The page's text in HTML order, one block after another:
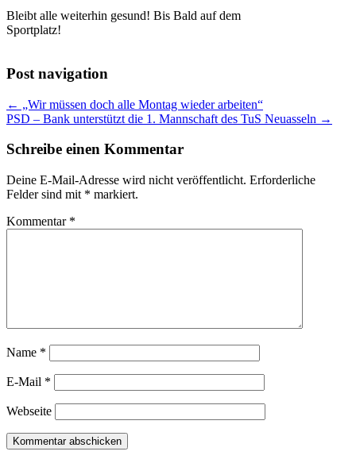
Bleibt alle weiterhin gesund! Bis Bald auf dem
Sportplatz!
Post navigation
← „Wir müssen doch alle Montag wieder arbeiten“
PSD – Bank unterstützt die 1. Mannschaft des TuS Neuasseln →
Schreibe einen Kommentar
Deine E-Mail-Adresse wird nicht veröffentlicht. Erforderliche
Felder sind mit * markiert.
Kommentar *
Name *
E-Mail *
Webseite